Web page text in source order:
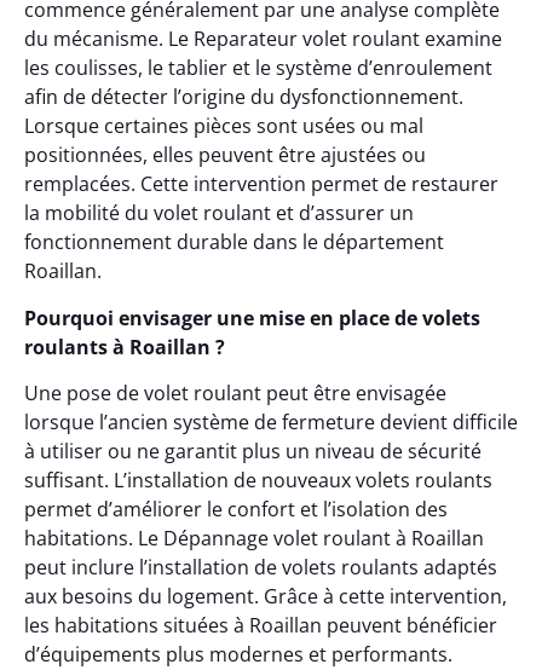
commence généralement par une analyse complète
du mécanisme. Le Reparateur volet roulant examine
les coulisses, le tablier et le système d’enroulement
afin de détecter l’origine du dysfonctionnement.
Lorsque certaines pièces sont usées ou mal
positionnées, elles peuvent être ajustées ou
remplacées. Cette intervention permet de restaurer
la mobilité du volet roulant et d’assurer un
fonctionnement durable dans le département
Roaillan.
Pourquoi envisager une mise en place de volets
roulants à Roaillan ?
Une pose de volet roulant peut être envisagée
lorsque l’ancien système de fermeture devient difficile
à utiliser ou ne garantit plus un niveau de sécurité
suffisant. L’installation de nouveaux volets roulants
permet d’améliorer le confort et l’isolation des
habitations. Le Dépannage volet roulant à Roaillan
peut inclure l’installation de volets roulants adaptés
aux besoins du logement. Grâce à cette intervention,
les habitations situées à Roaillan peuvent bénéficier
d’équipements plus modernes et performants.